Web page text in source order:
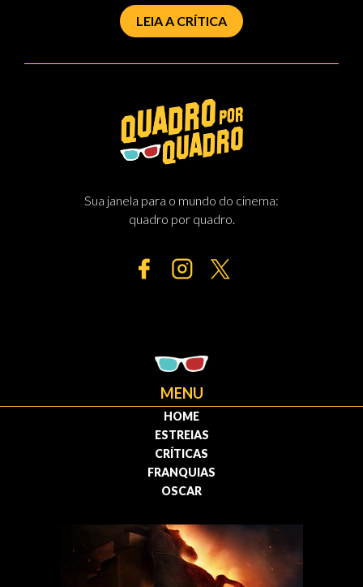
LEIA A CRÍTICA
Sua janela para o mundo do cinema:
quadro por quadro.
MENU
HOME
ESTREIAS
CRÍTICAS
FRANQUIAS
OSCAR